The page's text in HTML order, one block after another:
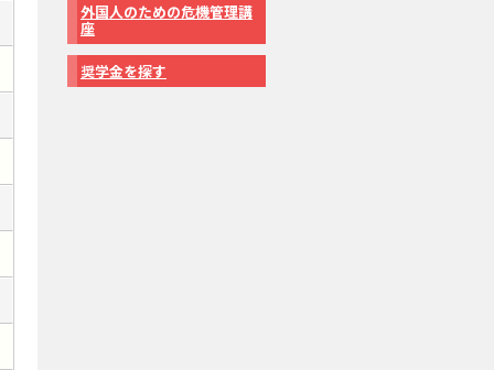
外国人のための危機管理講
座
奨学金を探す